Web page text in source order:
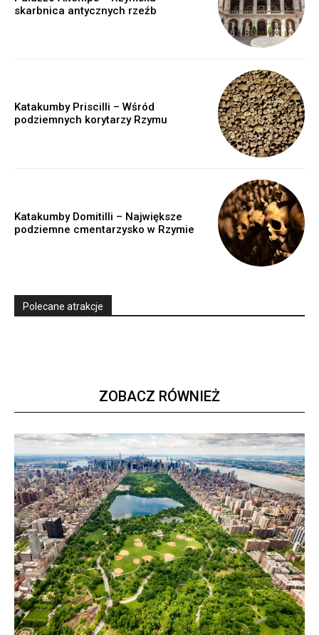
skarbnica antycznych rzeźb
Katakumby Priscilli – Wśród
podziemnych korytarzy Rzymu
Katakumby Domitilli – Największe
podziemne cmentarzysko w Rzymie
Polecane atrakcje
ZOBACZ RÓWNIEŻ